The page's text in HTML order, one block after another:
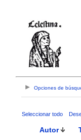
Opciones de
Seleccionar todo
Autor